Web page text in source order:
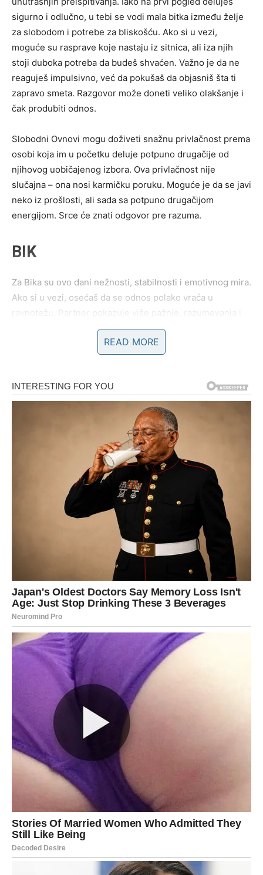
sigurno i odlučno, u tebi se vodi mala bitka između želje
za slobodom i potrebe za bliskošću. Ako si u vezi,
moguće su rasprave koje nastaju iz sitnica, ali iza njih
stoji duboka potreba da budeš shvaćen. Važno je da ne
reaguješ impulsivno, već da pokušaš da objasniš šta ti
zapravo smeta. Razgovor može doneti veliko olakšanje i
čak produbiti odnos.
Slobodni Ovnovi mogu doživeti snažnu privlačnost prema
osobi koja im u početku deluje potpuno drugačije od
njihovog uobičajenog izbora. Ova privlačnost nije
slučajna – ona nosi karmičku poruku. Moguće je da se javi
neko iz prošlosti, ali sada sa potpuno drugačijom
energijom. Srce će znati odgovor pre razuma.
BIK
Za Bika su ovo dani nežnosti, stabilnosti i emotivnog mira.
Ako si u vezi, osećaš da se odnos polako vraća u
ravnotežu. Partner pokazuje više pažnje, razumevanja i
spremnosti da te sasluša. Osećaj sigurnosti jača, a to je
ono što ti je najvažnije. Mogući su zajednički planovi koji
se tiču budućnosti – razgovori o domu, putovanjima ili
Slobodni Bikovi mogu upoznati osobu koja im pruža
osećaj topline i pouzdanosti već pri prvom susretu. Ovo
nije burna, nagla strast, već emocija koja se razvija
postepeno, ali ima dubinu. Važno je da ne žuriš – ljubav
dolazi onda kada joj dozvoliš da se razvija prirodno.
BLIZANCI
Pred Blizancima su tri dana u kojima komunikacija igra
ključnu ulogu. Reči imaju ogromnu moć – mogu spojiti, ali
i udaljiti. Ako si u vezi, razgovori mogu otići u pravcu koji
niste očekivali. Moguće je otkrivanje skrivenih misli ili
emocija koje su dugo bile potisnute. Iskrenost je jedini
pravi put, čak i ako u početku deluje neprijatno.
Slobodni Blizanci mogu dobiti poruku, poziv ili znak
pažnje koji ih vraća u prošlost. Stara ljubav ili simpatija
može se ponovo pojaviti, ali ovog puta sa drugačijim
namerama. Pitanje je – da li si spreman da daš drugu
šansu ili si već prerastao tu priču? Odgovor dolazi
iznutra.
RAK
Rak ulazi u izuzetno emotivan period. Srce je otvoreno,
osećanja su jaka, a potreba za bliskošću veća nego ikada.
Ako si u vezi, naredna tri dana donose dublje povezivanje
sa partnerom. Razgovori o emocijama, sećanjima i
planovima za budućnost jačaju odnos. Ovo je vreme kada
se ljubav oseća kroz sitnice – dodir, pogled, reč utehe.
READ MORE